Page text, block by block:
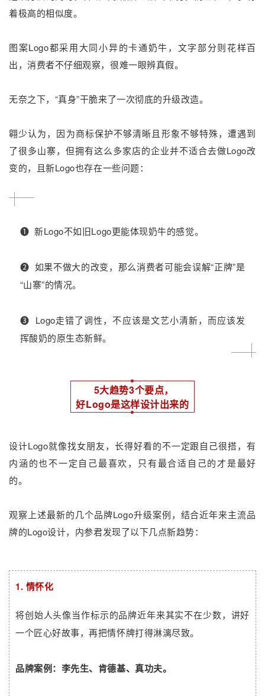
着极高的相似度。
图案Logo都采用大同小异的卡通奶牛，文字部分则花样百
出，消费者不仔细观察，很难一眼辨真假。
无奈之下，“真身”干脆来了一次彻底的升级改造。
翱少认为，因为商标保护不够清晰且形象不够特殊，遭遇到
了很多山寨，但拥有这么多家店的企业并不适合去做Logo改
变的，且新Logo也存在一些问题：
➊新Logo不如旧Logo更能体现奶牛的感觉。
❷ 如果不做大的改变，那么消费者可能会误解“正牌”是
“山寨”的情况。
❸ Logo走错了调性，不应该是文艺小清新，而应该发
挥酸奶的原生态新鲜。
5大趋势3个要点，
好Logo是这样设计出来的
设计Logo就像找女朋友，长得好看的不一定跟自己很搭，有
内涵的也不一定自己最喜欢，只有最合适自己的才是最好
的。
观察上述最新的几个品牌Logo升级案例，结合近年来主流品
牌的Logo设计，内参君发现了以下几点新趋势：
1. 情怀化
将创始人头像当作标示的品牌近年来其实不在少数，讲好
一个匠心好故事，再把情怀牌打得淋漓尽致。
品牌案例： 李先生、肯德基、真功夫。